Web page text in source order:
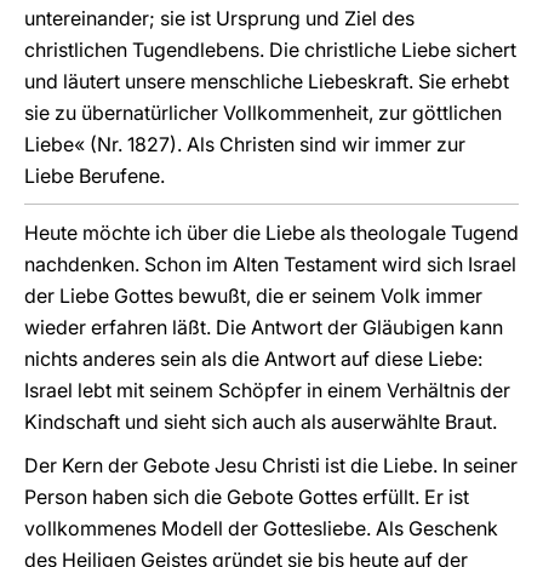
untereinander; sie ist Ursprung und Ziel des
christlichen Tugendlebens. Die christliche Liebe sichert
und läutert unsere menschliche Liebeskraft. Sie erhebt
sie zu übernatürlicher Vollkommenheit, zur göttlichen
Liebe« (Nr. 1827). Als Christen sind wir immer zur
Liebe Berufene.
Heute möchte ich über die Liebe als theologale Tugend
nachdenken. Schon im Alten Testament wird sich Israel
der Liebe Gottes bewußt, die er seinem Volk immer
wieder erfahren läßt. Die Antwort der Gläubigen kann
nichts anderes sein als die Antwort auf diese Liebe:
Israel lebt mit seinem Schöpfer in einem Verhältnis der
Kindschaft und sieht sich auch als auserwählte Braut.
Der Kern der Gebote Jesu Christi ist die Liebe. In seiner
Person haben sich die Gebote Gottes erfüllt. Er ist
vollkommenes Modell der Gottesliebe. Als Geschenk
des Heiligen Geistes gründet sie bis heute auf der